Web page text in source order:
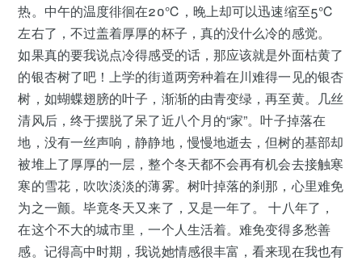
热。中午的温度徘徊在20℃，晚上却可以迅速缩至5℃
左右了，不过盖着厚厚的杯子，真的没什么冷的感觉。
如果真的要我说点冷得感受的话，那应该就是外面枯黄了
的银杏树了吧！上学的街道两旁种着在川难得一见的银杏
树，如蝴蝶翅膀的叶子，渐渐的由青变绿，再至黄。几丝
清风后，终于摆脱了呆了近八个月的“家”。叶子掉落在
地，没有一丝声响，静静地，慢慢地逝去，但树的基部却
被堆上了厚厚的一层，整个冬天都不会再有机会去接触寒
寒的雪花，吹吹淡淡的薄雾。树叶掉落的刹那，心里难免
为之一颤。毕竟冬天又来了，又是一年了。 十八年了，
在这个不大的城市里，一个人生活着。难免变得多愁善
感。记得高中时期，我说她情感很丰富，看来现在我也有